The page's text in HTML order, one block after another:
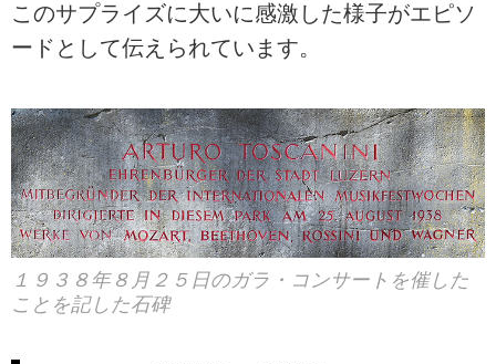
このサプライズに大いに感激した様子がエピソ
ードとして伝えられています。
１９３８年８月２５日のガラ・コンサートを催した
ことを記した石碑